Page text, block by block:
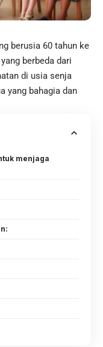
berusia 60 tahun ke
berbeda dari
di usia senja
yang bahagia dan
menjaga